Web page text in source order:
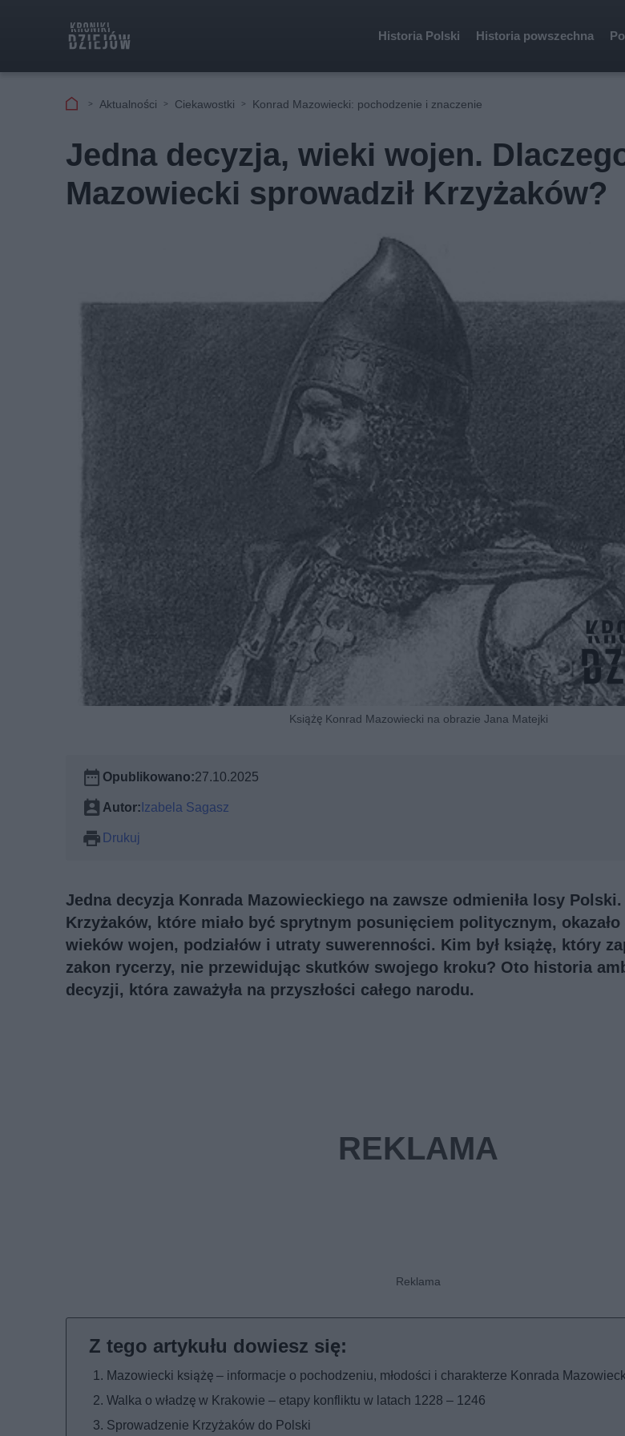
Historia Polski Historia powszechna
Aktualności Ciekawostki Konrad Mazowiecki: pochodzenie i znaczenie
Jedna decyzja, wieki wojen.
Mazowiecki sprowadził Krzyżaków?
Książę Konrad Mazowiecki na obrazie Jana Matejki
Opublikowano:27.10.2025
Autor:Izabela Sagasz
Drukuj
Jedna decyzja Konrada Mazowieckiego na zawsze odmieniła losy
Krzyżaków, które miało być sprytnym posunięciem politycznym,
wieków wojen, podziałów i utraty suwerenności. Kim był książę, który
zakon rycerzy, nie przewidując skutków swojego kroku? Oto historia
decyzji, która zaważyła na przyszłości całego narodu.
Mazowiecki książę – informacje o pochodzeniu, młodości i charakterze Konrada
Walka o władzę w Krakowie – etapy konfliktu w latach 1228 – 1246
Sprowadzenie Krzyżaków do Polski